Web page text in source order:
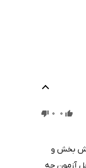
0
0
بخش و
برای 19، 20 کفایت میکنه چه داخل آزمون چه